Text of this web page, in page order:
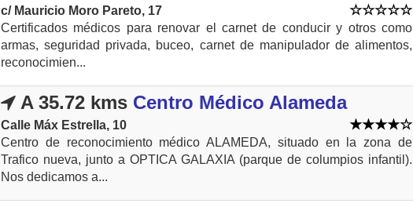
c/ Mauricio Moro Pareto, 17
Certificados médicos para renovar el carnet de conducir y otros como
armas, seguridad privada, buceo, carnet de manipulador de alimentos,
reconocimien...
A 35.72 kms Centro Médico Alameda
Calle Máx Estrella, 10
Centro de reconocimiento médico ALAMEDA, situado en la zona de
Trafico nueva, junto a OPTICA GALAXIA (parque de columpios infantil).
Nos dedicamos a...